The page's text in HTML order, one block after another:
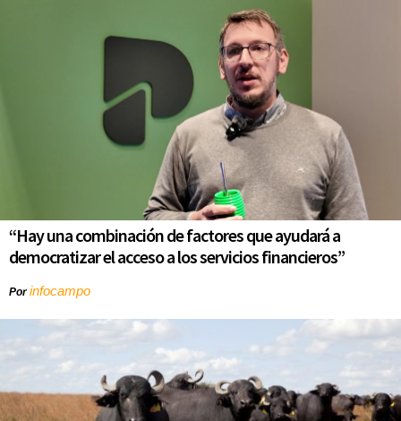
“Hay una combinación de factores que ayudará a
democratizar el acceso a los servicios financieros”
Porinfocampo